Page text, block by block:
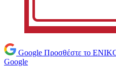
Google Προσθέστε το
Google